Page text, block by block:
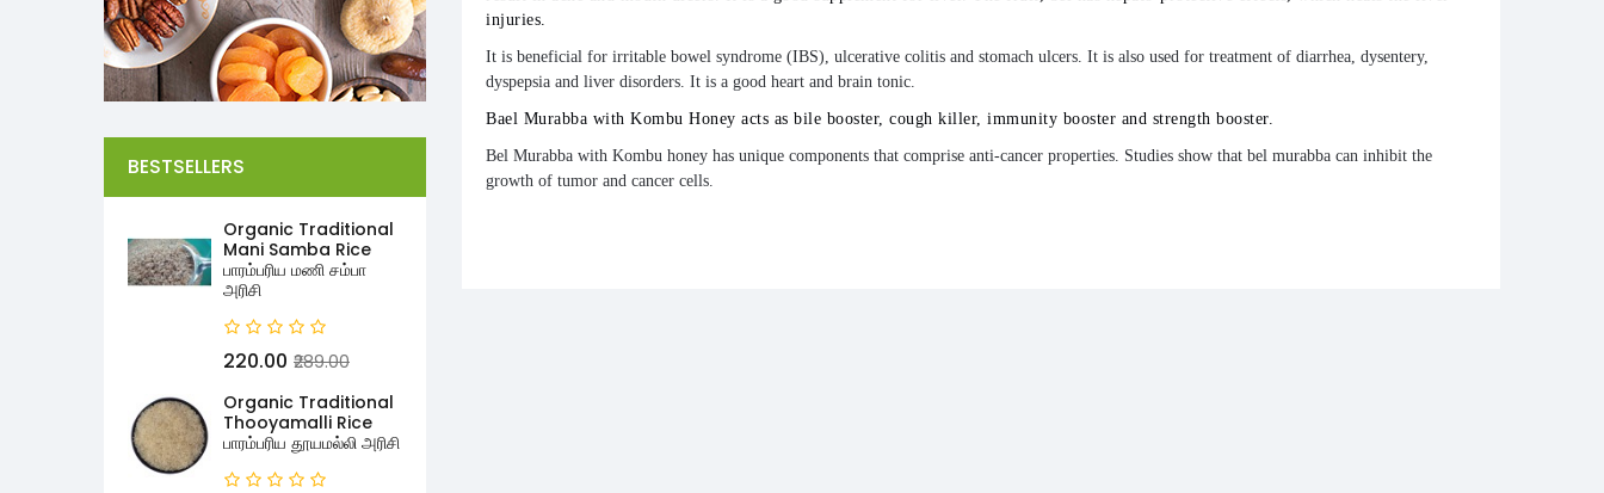
BESTSELLERS
Organic Traditional
Mani Samba Rice
பாரம்பரிய மணி சம்பா
அரிசி
₹220.00 ₹289.00
Organic Traditional
Thooyamalli Rice
பாரம்பரிய தூயமல்லி அரிசி
injuries.
It is beneficial for irritable bowel syndrome (IBS), ulcerative colitis and stomach ulcers. It is also used for treatment of diarrhea, dysentery,
dyspepsia and liver disorders. It is a good heart and brain tonic.
Bael Murabba with Kombu Honey acts as bile booster, cough killer, immunity booster and strength booster.
Bel Murabba with Kombu honey has unique components that comprise anti-cancer properties. Studies show that bel murabba can inhibit the
growth of tumor and cancer cells.